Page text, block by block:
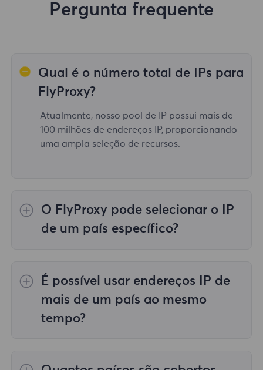
Pergunta frequente
Qual é o número total de IPs para
FlyProxy?
Atualmente, nosso pool de IP possui mais de
100 milhões de endereços IP, proporcionando
uma ampla seleção de recursos.
O FlyProxy pode selecionar o IP
de um país específico?
todo o mundo;
Proxies residenciais ilimitados
não apoia a seleção de representantes para
países/regiões específicos;
residenciais estáticos
É possível usar endereços IP de
mais de um país ao mesmo
tempo?